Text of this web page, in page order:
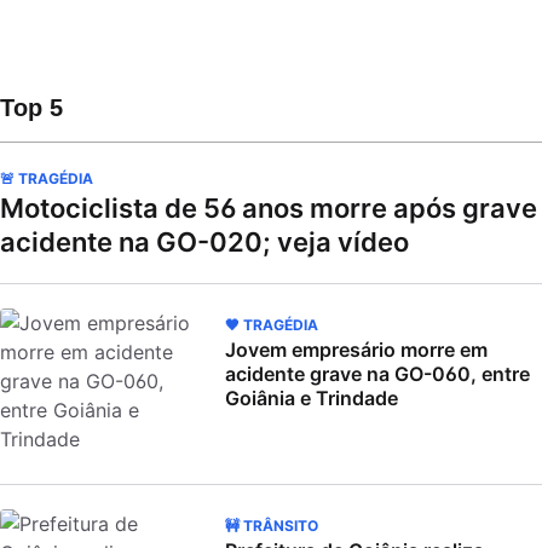
Top 5
🚨 TRAGÉDIA
Motociclista de 56 anos morre após grave
acidente na GO-020; veja vídeo
🖤 TRAGÉDIA
Jovem empresário morre em
acidente grave na GO-060, entre
Goiânia e Trindade
🚧 TRÂNSITO